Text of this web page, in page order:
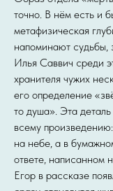
точно. В нём есть и
метафизическая
напоминают судьбы,
Илья Саввич среди
хранителя чужих
его определение
то душа». Эта
всему
на небе, а в
ответе, написанном
Егор в рассказе